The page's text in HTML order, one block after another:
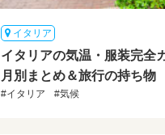
イタリア
イタリアの気温・服装完全
月別まとめ＆旅行の持ち物
#イタリア #気候